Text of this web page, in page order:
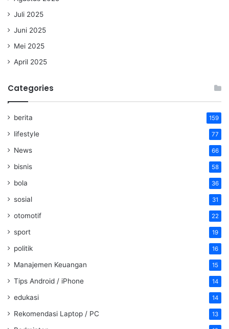
Juli 2025
Juni 2025
Mei 2025
April 2025
Categories
berita 159
lifestyle 77
News 66
bisnis 58
bola 36
sosial 31
otomotif 22
sport 19
politik 16
Manajemen Keuangan 15
Tips Android / iPhone 14
edukasi 14
Rekomendasi Laptop / PC 13